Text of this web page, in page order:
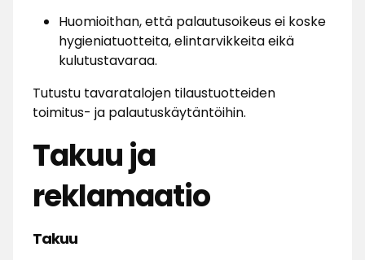
Huomioithan, että palautusoikeus ei koske
hygieniatuotteita, elintarvikkeita eikä
kulutustavaraa.
Tutustu tavaratalojen tilaustuotteiden
toimitus- ja palautuskäytäntöihin.
Takuu ja
reklamaatio
Takuu